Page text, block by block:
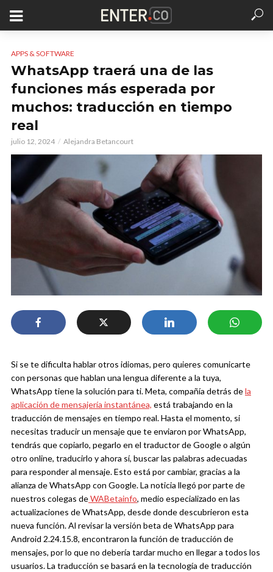
APPS & SOFTWARE
WhatsApp traerá una de las
funciones más esperada por
muchos: traducción en tiempo
real
julio 12, 2024 Alejandra Betancourt
Si se te dificulta hablar otros idiomas, pero quieres comunicarte
con personas que hablan una lengua diferente a la tuya,
WhatsApp tiene la solución para ti. Meta, compañía detrás dela
aplicación de mensajería instantánea, está trabajando en la
traducción de mensajes en tiempo real.Hasta el momento, si
necesitas traducir un mensaje que te enviaron por WhatsApp,
tendrás que copiarlo, pegarlo en el traductor de Google o algún
otro online, traducirlo y ahora sí, buscar las palabras adecuadas
para responder al mensaje. Esto está por cambiar, gracias a la
alianza de WhatsApp con Google.La noticia llegó por parte de
nuestros colegas deWABetainfo, medio especializado en las
actualizaciones de WhatsApp, desde donde descubrieron esta
nueva función. Al revisar la versión beta de WhatsApp para
Android 2.24.15.8, encontraron la función de traducción de
mensajes, por lo que no debería tardar mucho en llegar a todos los
usuarios.La traducción se basará en la tecnología de traducción